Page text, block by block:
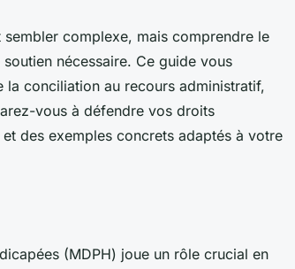
complexe, mais comprendre le
nécessaire. Ce guide vous
conciliation au recours administratif,
vous à défendre vos droits
des exemples concrets adaptés à votre
(MDPH) joue un rôle crucial en